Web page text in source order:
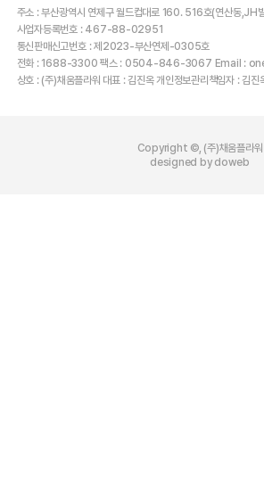
주소 : 부산광역시 연제구 월드컵대로 160. 516호(연산동,JH
사업자등록번호 : 467-88-02951
통신판매신고번호 : 제2023-부산연제-0305호
전화 : 1688-3300 팩스 : 0504-846-3067 Email :
상호 : (주)채움플라워 대표 : 김진옥 개인정보관리책임자 : 김진
Copyright ©, (주)채움플라워
designed by doweb